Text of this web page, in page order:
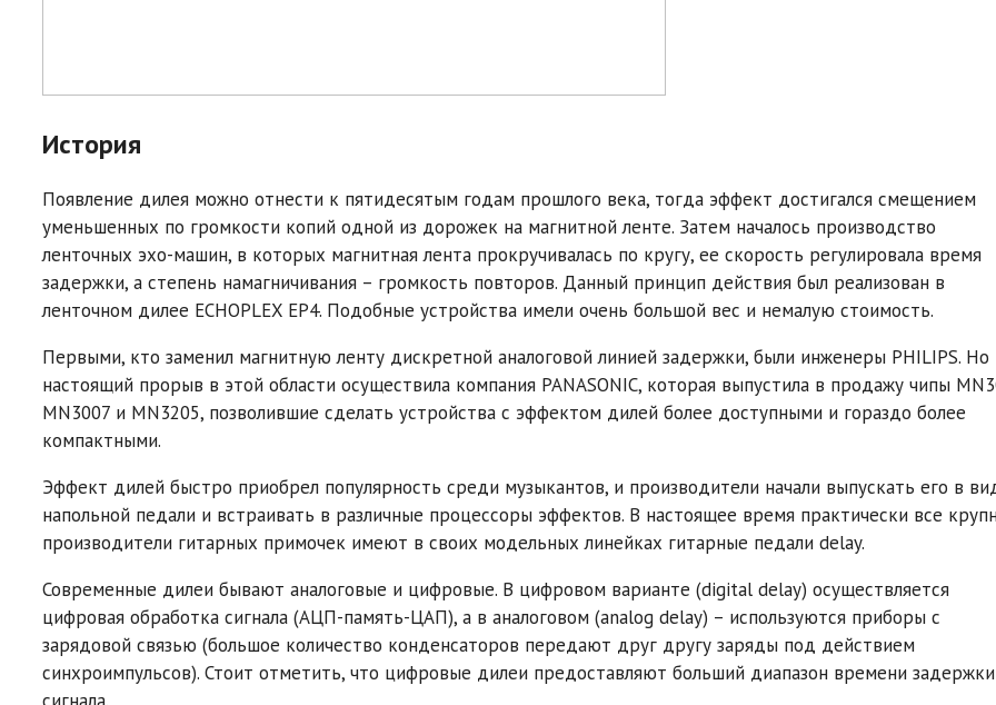
История
Появление дилея можно отнести к пятидесятым годам прошлого века, тогда эффект достигался смещением
уменьшенных по громкости копий одной из дорожек на магнитной ленте. Затем началось производство
ленточных эхо-машин, в которых магнитная лента прокручивалась по кругу, ее скорость регулировала время
задержки, а степень намагничивания – громкость повторов. Данный принцип действия был реализован в
ленточном дилее ECHOPLEX EP4. Подобные устройства имели очень большой вес и немалую стоимость.
Первыми, кто заменил магнитную ленту дискретной аналоговой линией задержки, были инженеры PHILIPS. Но
настоящий прорыв в этой области осуществила компания PANASONIC, которая выпустила в продажу чипы
MN3007 и MN3205, позволившие сделать устройства с эффектом дилей более доступными и гораздо более
компактными.
Эффект дилей быстро приобрел популярность среди музыкантов, и производители начали выпускать его в
напольной педали и встраивать в различные процессоры эффектов. В настоящее время практически все
производители гитарных примочек имеют в своих модельных линейках гитарные педали delay.
Современные дилеи бывают аналоговые и цифровые. В цифровом варианте (digital delay) осуществляется
цифровая обработка сигнала (АЦП-память-ЦАП), а в аналоговом (analog delay) – используются приборы с
зарядовой связью (большое количество конденсаторов передают друг другу заряды под действием
синхроимпульсов). Стоит отметить, что цифровые дилеи предоставляют больший диапазон времени задержки